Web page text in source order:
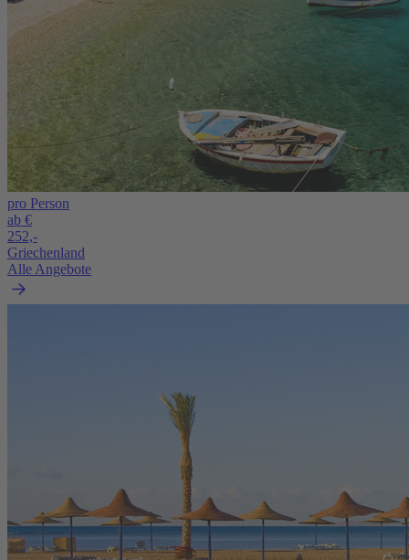
pro Person
ab €
252,-
Griechenland
Alle Angebote